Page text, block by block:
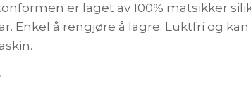
er laget av 100% matsikker
Enkel å rengjøre å lagre. Luktfri og kan